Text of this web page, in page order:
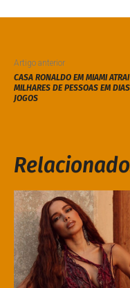
Artigo anterior
CASA RONALDO EM MIAMI ATRAI
MILHARES DE PESSOAS EM
JOGOS